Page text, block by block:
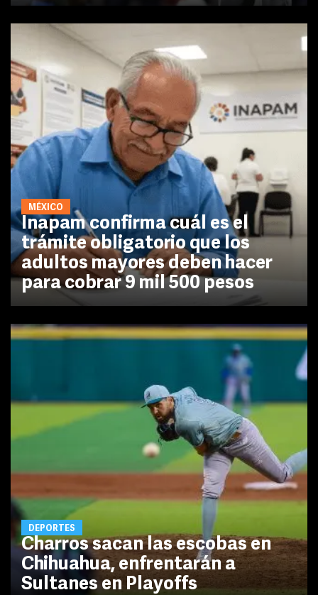
MÉXICO
Inapam confirma cuál es el
trámite obligatorio que los
adultos mayores deben hacer
para cobrar 9 mil 500 pesos
DEPORTES
Charros sacan las escobas en
Chihuahua, enfrentarán a
Sultanes en Playoffs